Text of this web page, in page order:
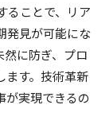
ることで、リア
発見が可能にな
然に防ぎ、プロ
ます。技術革新
が実現できるの